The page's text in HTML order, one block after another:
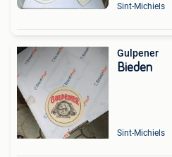
Sint-Michiels
Gulpener
Bieden
Sint-Michiels